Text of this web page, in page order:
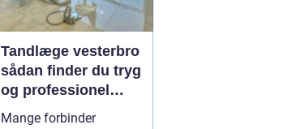
Tandlæge vesterbro
sådan finder du tryg
og professionel
tandpleje
Mange forbinder